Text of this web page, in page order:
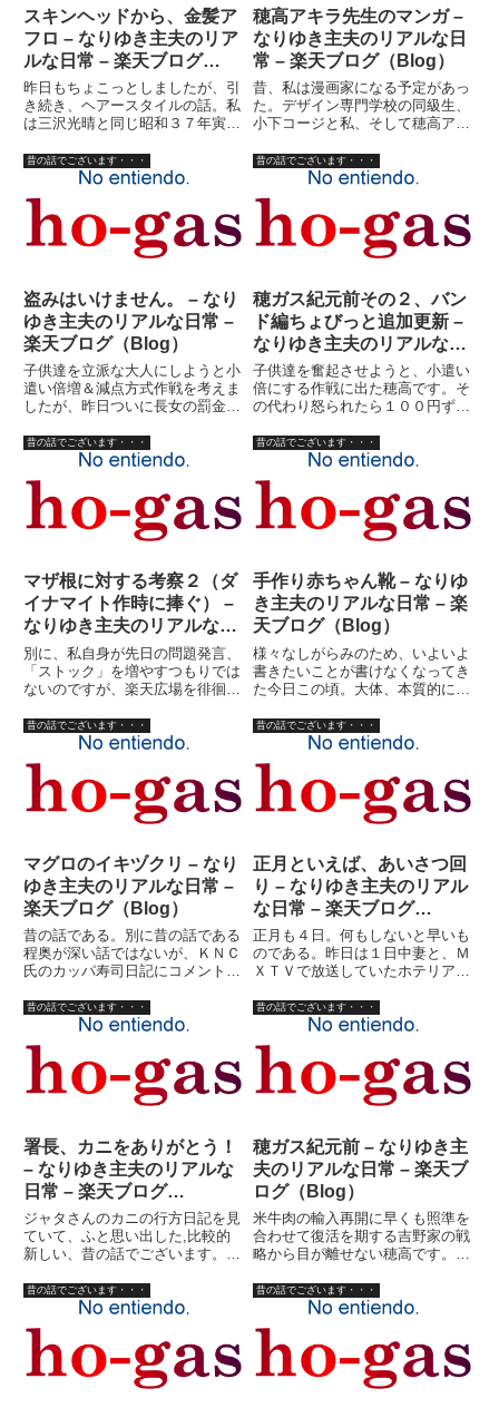
スキンヘッドから、金髪ア
フロ – なりゆき主夫のリア
ルな日常 – 楽天ブログ
（Blog）
昨日もちょこっとしましたが、引
き続き、ヘアースタイルの話。私
は三沢光晴と同じ昭和３７年寅年
［1962年に生まれた人々］に興
味があれば、こんなページがあり
ましたのでご参考に。 デビル雅
美もそうか。怖いな・・・とい...
穂高アキラ先生のマンガ –
なりゆき主夫のリアルな日
常 – 楽天ブログ（Blog）
昔、私は漫画家になる予定があっ
た。デザイン専門学校の同級生、
小下コージと私、そして穂高アキ
せん。穂高アキラは実在するマン
ガの先生です）３人は渋谷の街角
でサングラスを売っていた。い
や、正確にいうと、穂高アキラだ
け...
昔の話でございます・・・
盗みはいけません。 – なり
ゆき主夫のリアルな日常 –
楽天ブログ（Blog）
子供達を立派な大人にしようと小
遣い倍増＆減点方式作戦を考えま
したが、昨日ついに長女の罰金が
しまいました。失敗です。また新
しい作戦を考えないと。さて、立
派な大人などと偉そうなことを言
っている私は若い頃どんな奴だ
っ...
昔の話でございます・・・
穂ガス紀元前その２、バン
ド編ちょびっと追加更新 –
なりゆき主夫のリアルな日
常 – 楽天ブログ（Blog）
子供達を奮起させようと、小遣い
倍にする作戦に出た穂高です。そ
の代わり怒られたら１００円ずつ
子供達の小遣い無くなりそうな勢
いにビビっています。さて、昨日
の続き、穂ガス紀元前その２、バ
ンド編です。時はサーファーも
ヤ...
昔の話でございます・・・
マザ根に対する考察２（ダ
イナマイト作時に捧ぐ） –
なりゆき主夫のリアルな日
常 – 楽天ブログ（Blog）
別に、私自身が先日の問題発言、
「ストック」を増やすつもりでは
ないのですが、楽天広場を徘徊し
は、やっぱり女性の方のブログ。
殆ど小説など読まない私ですが、
皆さんのブログを読んでいて思う
こと、やはり人間それぞれ、共
感...
昔の話でございます・・・
手作り赤ちゃん靴 – なりゆ
き主夫のリアルな日常 – 楽
天ブログ（Blog）
様々なしがらみのため、いよいよ
書きたいことが書けなくなってき
た今日この頃。大体、本質的には
わけじゃなく、妻のＨＰの宣伝の
ためだった訳です。あまり前向き
に取り組むのはやっぱり照れくさ
いといいますか、そんなこんな
で...
昔の話でございます・・・
マグロのイキヅクリ – なり
ゆき主夫のリアルな日常 –
楽天ブログ（Blog）
昔の話である。別に昔の話である
程奥が深い話ではないが、ＫＮＣ
氏のカッパ寿司日記にコメント書
る。以前、高田馬場に住んでい
た。学生時代からの友人も近所に
多く、しょっちゅう安い酒を飲ん
でいた。２０年くらい前だから、
居...
昔の話でございます・・・
正月といえば、あいさつ回
り – なりゆき主夫のリアル
な日常 – 楽天ブログ
（Blog）
正月も４日。何もしないと早いも
のである。昨日は１日中妻と、Ｍ
ＸＴＶで放送していたホテリアー
う続き番組を見始めると、面白い
とか、面白くないということは大
した問題ではなく、最後まで見た
くなってしまうものである。な
ん...
昔の話でございます・・・
署長、カニをありがとう！
– なりゆき主夫のリアルな
日常 – 楽天ブログ
（Blog）
ジャタさんのカニの行方日記を見
ていて、ふと思い出した,比較的
新しい、昔の話でございます。お
る穂高ですが、私の妻はお巡りさ
んに迷惑かけられたことがありま
す。（自慢・・・でもないけど）
次女（実子）がまだ小さいころ
の...
昔の話でございます・・・
穂ガス紀元前 – なりゆき主
夫のリアルな日常 – 楽天ブ
ログ（Blog）
米牛肉の輸入再開に早くも照準を
合わせて復活を期する吉野家の戦
略から目が離せない穂高です。さ
の、何から始めるかよく判らない
穂高ですが、穂ガス紀元前あたり
から始めてみますか。それは、Ｍ
ＴＶが幅を利かせ始める前のこ
と...
昔の話でございます・・・ 昔の話でございます・・・